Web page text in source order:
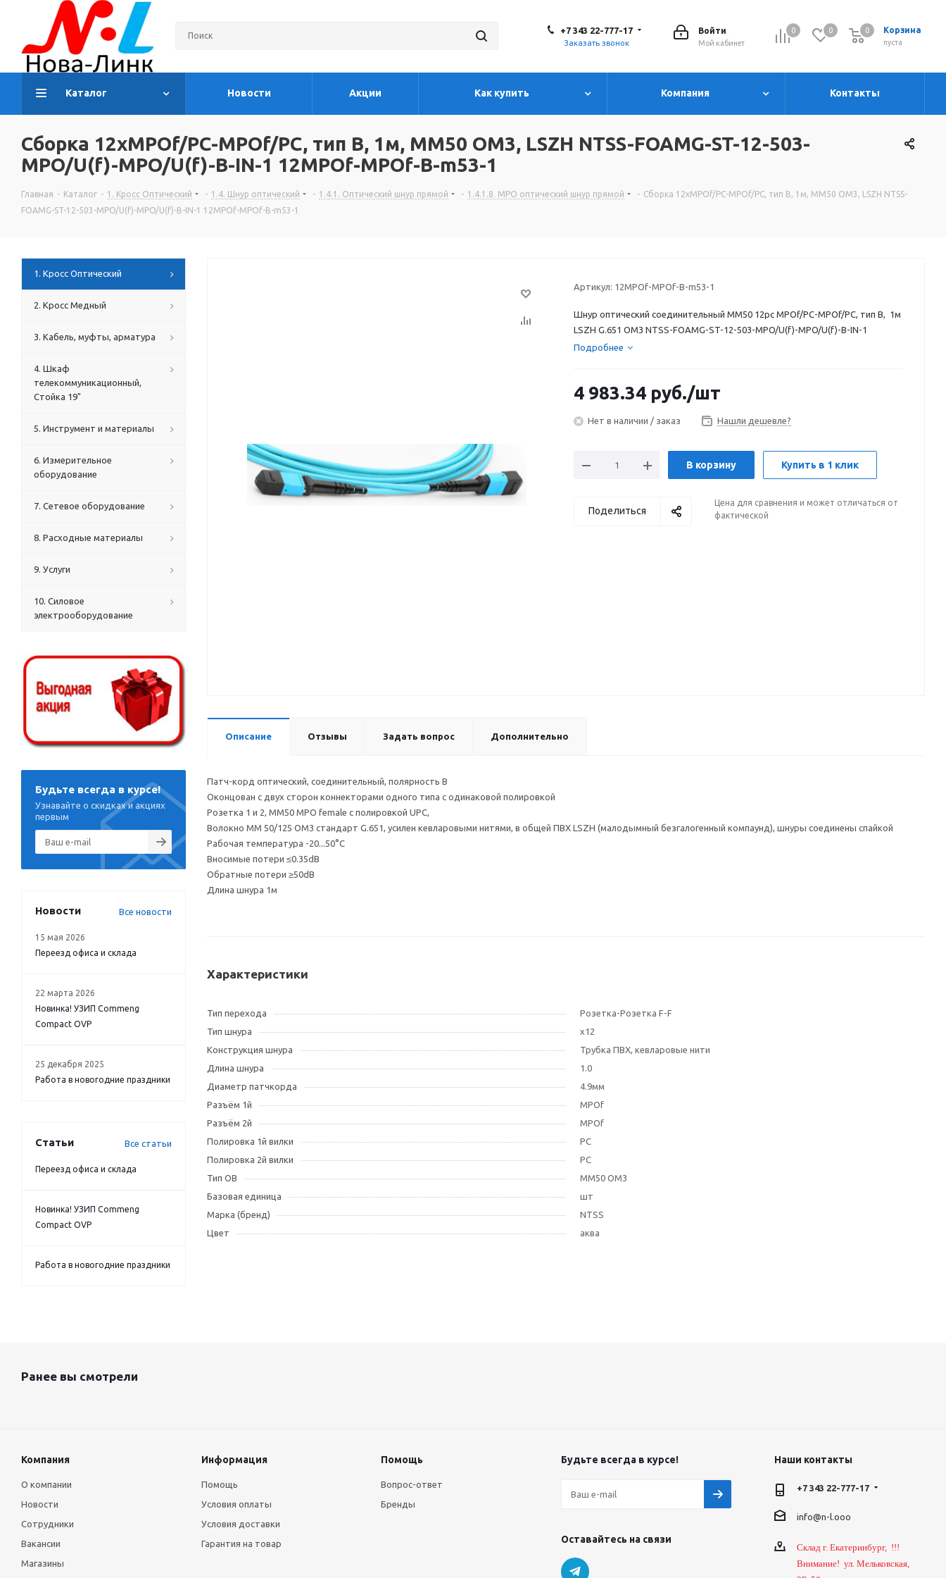
0 0 Корзина
0
пуста
0
Войти
Мой кабинет
+7 343 22-777-17
Заказать звонок
Каталог Новости Акции Как купить Компания Контакты
Сборка 12хMPOf/PC-MPOf/PC, тип B, 1м, MM50 OM3, LSZH NTSS-FOAMG-ST-12-503-
MPO/U(f)-MPO/U(f)-B-IN-1 12MPOf-MPOf-B-m53-1
Главная - Каталог - 1. Кросс Оптический - 1.4. Шнур оптический - 1.4.1. Оптический шнур прямой - 1.4.1.8. MPO оптический шнур прямой - Сборка 12хMPOf/PC-MPOf/PC, тип B, 1м, MM50 OM3, LSZH NTSS-
FOAMG-ST-12-503-MPO/U(f)-MPO/U(f)-B-IN-1 12MPOf-MPOf-B-m53-1
Артикул: 12MPOf-MPOf-B-m53-1
Шнур оптический соединительный MM50 12pc MPOf/PC-MPOf/PC, тип B, 1м
LSZH G.651 OM3 NTSS-FOAMG-ST-12-503-MPO/U(f)-MPO/U(f)-B-IN-1
Подробнее
4 983.34 руб./шт
Нет в наличии / заказ Нашли дешевле?
В корзину Купить в 1 клик
Поделиться
Цена для сравнения и может отличаться от
фактической
Описание Отзывы Задать вопрос Дополнительно
Патч-корд оптический, соединительный, полярность B
Оконцован с двух сторон коннекторами одного типа с одинаковой полировкой
Розетка 1 и 2, MM50 MPO female с полировкой UPC,
Волокно MM 50/125 OM3 стандарт G.651, усилен кевларовыми нитями, в общей ПВХ LSZH (малодымный безгалогенный компаунд), шнуры соединены спайкой
Рабочая температура -20...50°С
Вносимые потери ≤0.35dB
Обратные потери ≥50dB
Длина шнура 1м
Характеристики
Тип перехода
Розетка-Розетка F-F
Тип шнура
х12
Конструкция шнура
Трубка ПВХ, кевларовые нити
Длина шнура
1.0
Диаметр патчкорда
4.9мм
Разъём 1й
MPOf
Разъём 2й
MPOf
Полировка 1й вилки
PC
Полировка 2й вилки
PC
Тип OB
MM50 OM3
Базовая единица
шт
Марка (бренд)
NTSS
Цвет
аква
1. Кросс Оптический
2. Кросс Медный
3. Кабель, муфты, арматура
4. Шкаф
телекоммуникационный,
Стойка 19"
5. Инструмент и материалы
6. Измерительное
оборудование
7. Сетевое оборудование
8. Расходные материалы
9. Услуги
10. Силовое
электрооборудование
Будьте всегда в курсе!
Узнавайте о скидках и акциях
первым
Новости Все новости
15 мая 2026
Переезд офиса и склада
22 марта 2026
Новинка! УЗИП Commeng
Compact OVP
25 декабря 2025
Работа в новогодние праздники
Статьи Все статьи
Переезд офиса и склада
Новинка! УЗИП Commeng
Compact OVP
Работа в новогодние праздники
Ранее вы смотрели
Компания
О компании
Новости
Сотрудники
Вакансии
Магазины
Информация
Помощь
Условия оплаты
Условия доставки
Гарантия на товар
Помощь
Вопрос-ответ
Бренды
Будьте всегда в курсе!
Оставайтесь на связи
Наши контакты
+7 343 22-777-17
info@n-l.ooo
Склад г. Екатеринбург, !!!
Внимание! ул. Мельковская,